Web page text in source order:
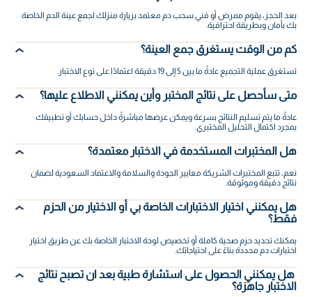
بعد الحجز، يقوم ممرض أو فني سحب دم معتمد بزيارة منزلك لجمع عينة الدم الخاصة
بك بأمان وبطريقة احترافية.
كم من الوقت يستغرق جمع العينة؟
تستغرق عملية التجميع عادةً ما بين 5 إلى 19 دقيقة اعتمادًا على نوع الاختبار.
متى سأحصل على نتائج المختبر وأين يمكنني الاطلاع عليها؟
عادةً ما يتم تسليم النتائج بسرعة ويمكن عرضها مباشرةً داخل حسابك أو تطبيقك
بمجرد اكتمال التحليل المختبري.
هل المختبرات المستخدمة في الاختبار معتمدة؟
نعم، تتبع المختبرات الشريكة معايير الجودة والسلامة والاعتماد السعودية لضمان
نتائج دقيقة وموثوقة.
هل يمكنني اختيار الاختبارات الخاصة بي أو الاختيار من الحزم
فقط؟
يمكنك تحديد حزم صحية كاملة أو تخصيص لوحة الاختبار الخاصة بك عن طريق اختيار
اختبارات دم محددة بناءً على احتياجاتك.
هل يمكنني الحصول على استشارة طبية بعد ان تصبح نتائج
الاختبار جاهزة؟